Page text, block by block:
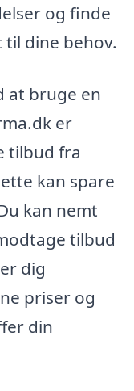
og finde
dine behov.
at bruge en
er
tilbud fra
kan spare
kan nemt
tilbud
dig
priser og
din